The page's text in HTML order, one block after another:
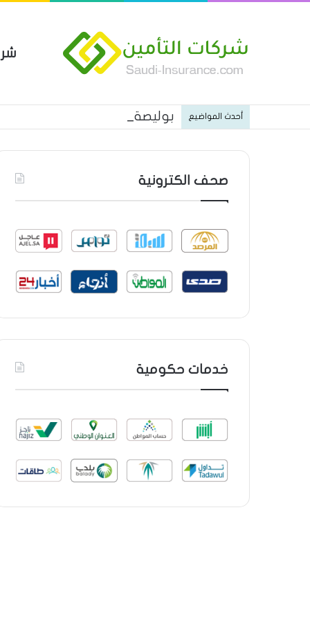
أحدث المواضيع بوليصة التأمين العام من شركة
صحف الكترونية
خدمات حكومية